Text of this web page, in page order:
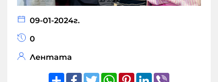
09-01-2024г.
0
Лентата
ShareFacebook
TwitterWhatsApp
Pinterest
LinkedIn